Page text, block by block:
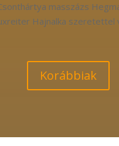
masszázs
Hajnalka szeretettel
Korábbiak